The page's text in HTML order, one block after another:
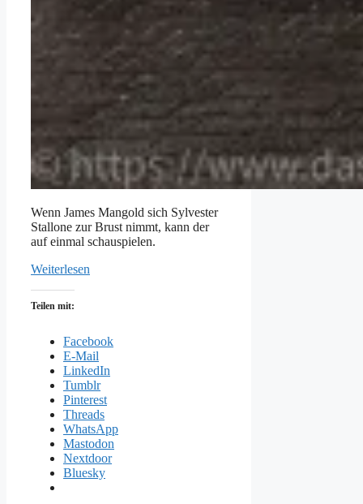
Wenn James Mangold sich Sylvester
Stallone zur Brust nimmt, kann der
auf einmal schauspielen.
Weiterlesen
Teilen mit:
Facebook
E-Mail
LinkedIn
Tumblr
Pinterest
Threads
WhatsApp
Mastodon
Nextdoor
Bluesky